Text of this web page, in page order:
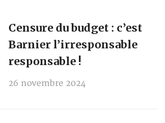
Censure du budget : c’est
Barnier l’irresponsable
responsable !
26 novembre 2024